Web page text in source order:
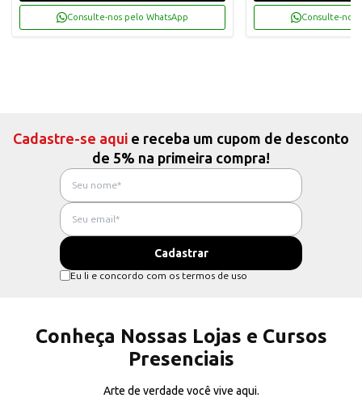
Consulte-nos pelo WhatsApp Consulte-nos
Cadastre-se aqui e receba um cupom de desconto
de 5% na primeira compra!
Eu li e concordo com os termos de uso
Conheça Nossas Lojas e Cursos
Presenciais
Arte de verdade você vive aqui.